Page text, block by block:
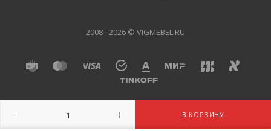
В КОРЗИНУ
2008 - 2026 © VIGMEBEL.RU